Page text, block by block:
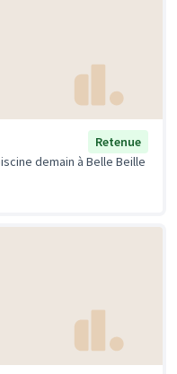
Retenue
demain à Belle Beille